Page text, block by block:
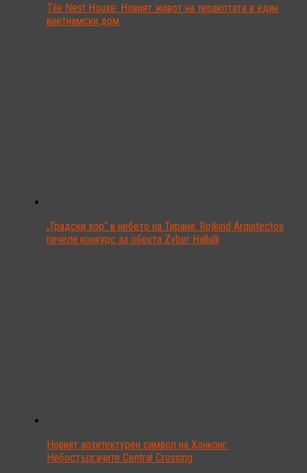
Tile Nest House: Новият живот на теракотата в един
виетнамски дом
„Градски хор“ в небето на Тирана: Rojkind Arquitectos
печели конкурс за обекта Zyber Hallulli
Новият архитектурен символ на Хонконг:
Небостъргачите Central Crossing